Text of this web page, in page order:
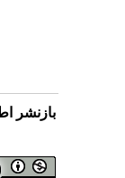
بازنشر